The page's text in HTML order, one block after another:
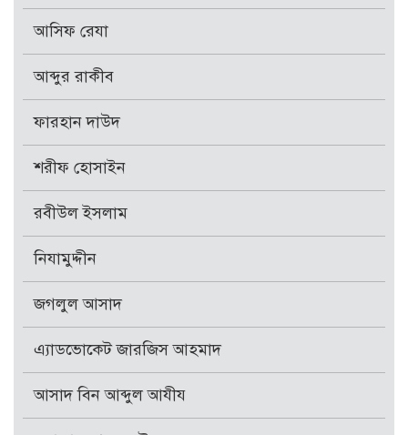
আসিফ রেযা
আব্দুর রাকীব
ফারহান দাউদ
শরীফ হোসাইন
রবীউল ইসলাম
নিযামুদ্দীন
জগলুল আসাদ
এ্যাডভোকেট জারজিস আহমাদ
আসাদ বিন আব্দুল আযীয